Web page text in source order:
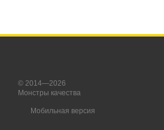
© 2014—2026
Монстры качества
Мобильная версия